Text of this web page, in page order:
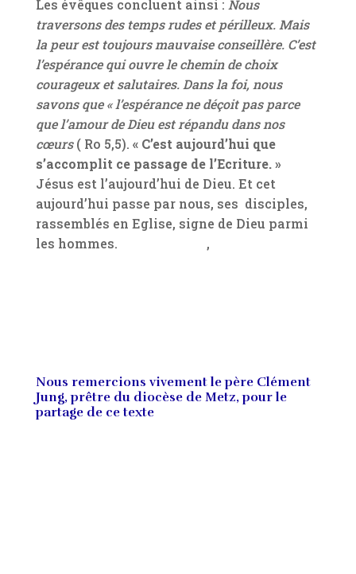
Les évêques concluent ainsi : Nous
traversons des temps rudes et périlleux. Mais
la peur est toujours mauvaise conseillère. C’est
l’espérance qui ouvre le chemin de choix
courageux et salutaires. Dans la foi, nous
savons que « l’espérance ne déçoit pas parce
que l’amour de Dieu est répandu dans nos
cœurs( Ro 5,5). « C’est aujourd’hui que
s’accomplit ce passage de l’Ecriture. »
Jésus est l’aujourd’hui de Dieu. Et cet
aujourd’hui passe par nous, ses disciples,
rassemblés en Eglise, signe de Dieu parmi
les hommes. ,
Nous remercions vivement le père Clément
Jung, prêtre du diocèse de Metz, pour le
partage de ce texte